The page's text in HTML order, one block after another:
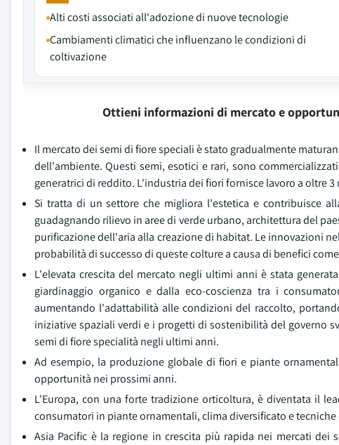
Alti costi associati all'adozione di nuove tecnologie
Cambiamenti climatici che influenzano le condizioni di
coltivazione
Ottieni informazioni di mercato e
Il mercato dei semi di fiore speciali è stato gradualmente
dell'ambiente. Questi semi, esotici e rari, sono
generatrici di reddito. L'industria dei fiori fornisce lavoro a oltre
Si tratta di un settore che migliora l'estetica e contribuisce
guadagnando rilievo in aree di verde urbano, architettura del
purificazione dell'aria alla creazione di habitat. Le innovazioni
probabilità di successo di queste colture a causa di benefici
L'elevata crescita del mercato negli ultimi anni è stata
giardinaggio organico e dalla eco-coscienza tra i
aumentando l'adattabilità alle condizioni del raccolto,
iniziative spaziali verdi e i progetti di sostenibilità del governo
semi di fiore specialità negli ultimi anni.
Ad esempio, la produzione globale di fiori e piante
opportunità nei prossimi anni.
L'Europa, con una forte tradizione orticoltura, è diventata il
consumatori in piante ornamentali, clima diversificato e
Asia Pacific è la regione in crescita più rapida nei mercati